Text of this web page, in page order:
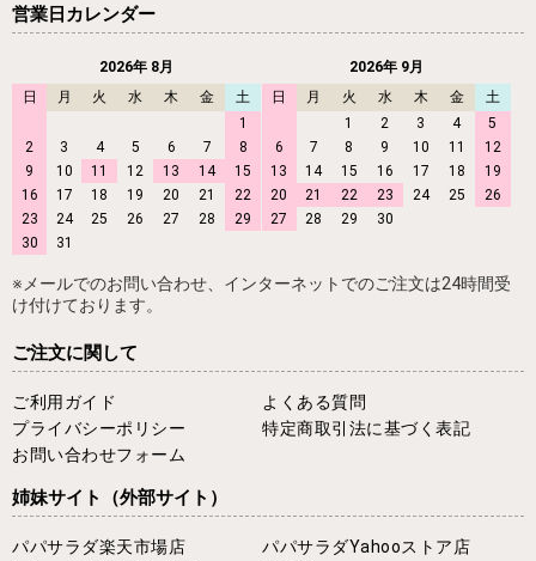
営業日カレンダー
2026年 8月
日
月 火 水 木 金
土
1
2
3 4 5 6 7
8
9
10 11 12 13 14
15
16
17 18 19 20 21
22
23
24 25 26 27 28
29
30
31
2026年 9月
日
月 火 水 木 金
土
1
2 3 4
5
6
7 8 9 10 11
12
13
14 15 16 17 18
19
20
21 22 23 24 25
26
27
28 29 30
※メールでのお問い合わせ、インターネットでのご注文は24時間受
け付けております。
ご注文に関して
ご利用ガイド
よくある質問
プライバシーポリシー
特定商取引法に基づく表記
お問い合わせフォーム
姉妹サイト （外部サイト）
パパサラダ楽天市場店
パパサラダYahooストア店